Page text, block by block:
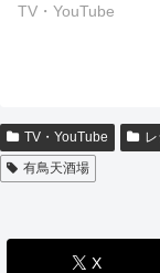
TV・YouTube
TV・YouTube
有鳥天酒場
X